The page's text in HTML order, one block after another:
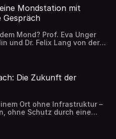
wirklich Hunderte Euro
bringen sofort etwas -
Mondstation mit
Gespräch
Mond? Prof. Eva Unger
und Dr. Felix Lang von der
wie wir in Zukunft dort
sie entwickeln dafür
Ansätze, wie Energie
Die Zukunft der
Ort ohne Infrastruktur –
ohne Schutz durch eine
vom Helmholtz-Zentrum
Universität Potsdam